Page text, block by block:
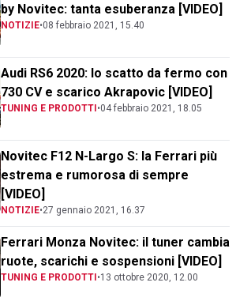
by Novitec: tanta esuberanza [VIDEO]
NOTIZIE•08 febbraio 2021, 15.40
Audi RS6 2020: lo scatto da fermo con
730 CV e scarico Akrapovic [VIDEO]
TUNING E PRODOTTI•04 febbraio 2021, 18.05
Novitec F12 N-Largo S: la Ferrari più
estrema e rumorosa di sempre
[VIDEO]
NOTIZIE•27 gennaio 2021, 16.37
Ferrari Monza Novitec: il tuner cambia
ruote, scarichi e sospensioni [VIDEO]
TUNING E PRODOTTI•13 ottobre 2020, 12.00